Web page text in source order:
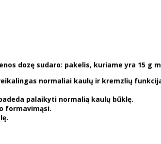
dozę sudaro: pakelis, kuriame yra 15 g
normaliai kaulų ir kremzlių
palaikyti normalią kaulų būklę.
formavimąsi.